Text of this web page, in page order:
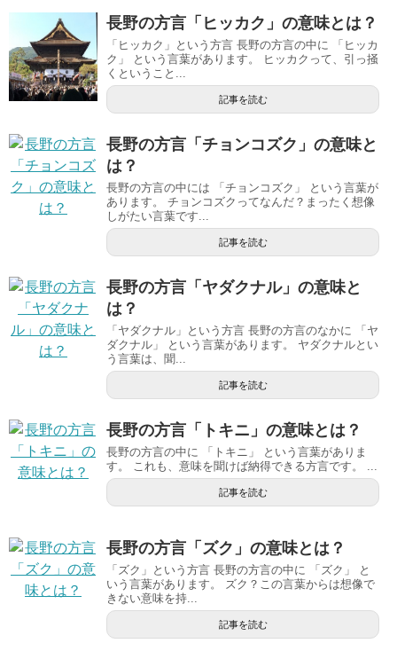
長野の方言「ヒッカク」の意味とは？
「ヒッカク」という方言 長野の方言の中に 「ヒッカ
ク」 という言葉があります。 ヒッカクって、引っ掻
くということ...
記事を読む
長野の方言「チョンコズク」の意味と
は？
長野の方言の中には 「チョンコズク」 という言葉が
あります。 チョンコズクってなんだ？まったく想像
しがたい言葉です...
記事を読む
長野の方言「ヤダクナル」の意味と
は？
「ヤダクナル」という方言 長野の方言のなかに 「ヤ
ダクナル」 という言葉があります。 ヤダクナルとい
う言葉は、聞...
記事を読む
長野の方言「トキニ」の意味とは？
長野の方言の中に 「トキニ」 という言葉がありま
す。 これも、意味を聞けば納得できる方言です。 ...
記事を読む
長野の方言「ズク」の意味とは？
「ズク」という方言 長野の方言の中に 「ズク」 と
いう言葉があります。 ズク？この言葉からは想像で
きない意味を持...
記事を読む